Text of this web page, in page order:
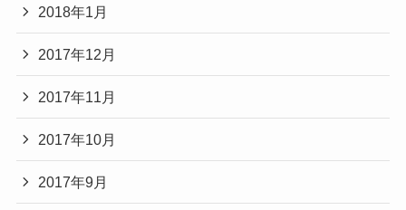
2018年1月
2017年12月
2017年11月
2017年10月
2017年9月